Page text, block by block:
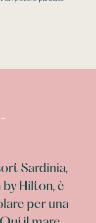
Sardinia,
Hilton, è
per una